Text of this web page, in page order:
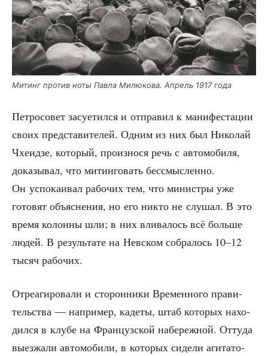
Митинг про­тив ноты Пав­ла Милю­ко­ва. Апрель 1917 года
Пет­ро­со­вет засу­е­тил­ся и отпра­вил к мани­фе­ста­ции
сво­их пред­ста­ви­те­лей. Одним из них был Нико­лай
Чхе­ид­зе, кото­рый, про­из­но­ся речь с авто­мо­би­ля,
дока­зы­вал, что митин­го­вать бес­смыс­лен­но.
Он успо­ка­и­вал рабо­чих тем, что мини­стры уже
гото­вят объ­яс­не­ния, но его никто не слу­шал. В это
вре­мя колон­ны шли; в них вли­ва­лось всё боль­ше
людей. В резуль­та­те на Нев­ском собра­лось 10–12
тысяч рабочих.
Отре­а­ги­ро­ва­ли и сто­рон­ни­ки Вре­мен­но­го пра­ви­
тель­ства — напри­мер, каде­ты, штаб кото­рых нахо­
дил­ся в клу­бе на Фран­цуз­ской набе­реж­ной. Отту­да
выез­жа­ли авто­мо­би­ли, в кото­рых сиде­ли аги­та­то­